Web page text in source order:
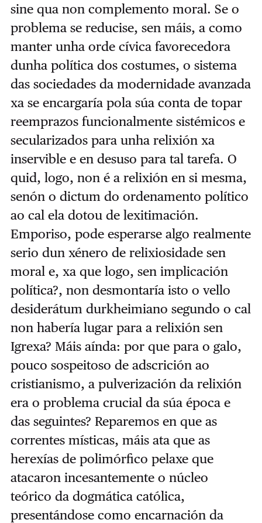
sine qua non complemento moral. Se o
problema se reducise, sen máis, a como
manter unha orde cívica favorecedora
dunha política dos costumes, o sistema
das sociedades da modernidade avanzada
xa se encargaría pola súa conta de topar
reemprazos funcionalmente sistémicos e
secularizados para unha relixión xa
inservible e en desuso para tal tarefa. O
quid, logo, non é a relixión en si mesma,
senón o dictum do ordenamento político
ao cal ela dotou de lexitimación.
Emporiso, pode esperarse algo realmente
serio dun xénero de relixiosidade sen
moral e, xa que logo, sen implicación
política?, non desmontaría isto o vello
desiderátum durkheimiano segundo o cal
non habería lugar para a relixión sen
Igrexa? Máis aínda: por que para o galo,
pouco sospeitoso de adscrición ao
cristianismo, a pulverización da relixión
era o problema crucial da súa época e
das seguintes? Reparemos en que as
correntes místicas, máis ata que as
herexías de polimórfico pelaxe que
atacaron incesantemente o núcleo
teórico da dogmática católica,
presentándose como encarnación da